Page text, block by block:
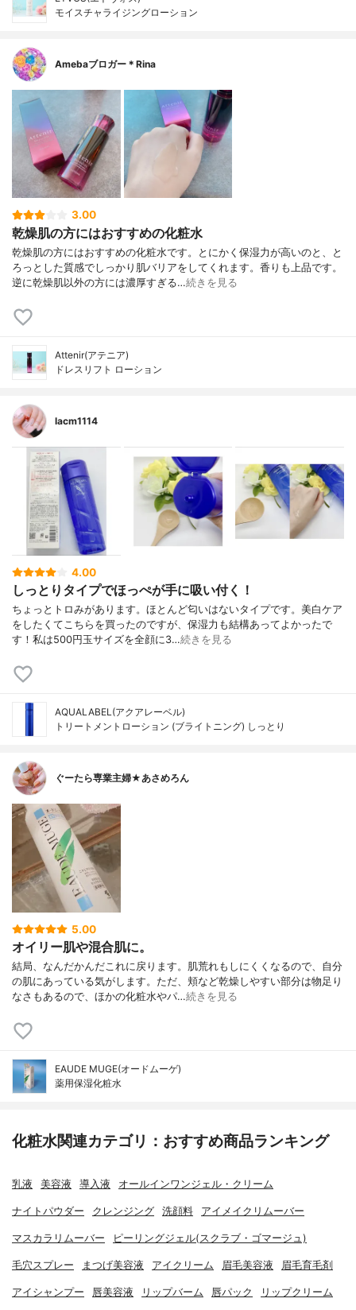
モイスチャライジングローション
Amebaブロガー＊Rina
3.00
乾燥肌の方にはおすすめの化粧水
乾燥肌の方にはおすすめの化粧水です。とにかく保湿力が高いのと、と
ろっとした質感でしっかり肌バリアをしてくれます。香りも上品です。
逆に乾燥肌以外の方には濃厚すぎる…続きを見る
Attenir(アテニア)
ドレスリフト ローション
lacm1114
4.00
しっとりタイプでほっぺが手に吸い付く！
ちょっとトロみがあります。ほとんど匂いはないタイプです。美白ケア
をしたくてこちらを買ったのですが、保湿力も結構あってよかったで
す！私は500円玉サイズを全顔に3…続きを見る
AQUALABEL(アクアレーベル)
トリートメントローション (ブライトニング) しっとり
ぐーたら専業主婦★あさめろん
5.00
オイリー肌や混合肌に。
結局、なんだかんだこれに戻ります。肌荒れもしにくくなるので、自分
の肌にあっている気がします。ただ、頬など乾燥しやすい部分は物足り
なさもあるので、ほかの化粧水やパ…続きを見る
EAUDE MUGE(オードムーゲ)
薬用保湿化粧水
化粧水関連カテゴリ：おすすめ商品ランキング
乳液 美容液 導入液 オールインワンジェル・クリーム
ナイトパウダー クレンジング 洗顔料 アイメイクリムーバー
マスカラリムーバー ピーリングジェル(スクラブ・ゴマージュ)
毛穴スプレー まつげ美容液 アイクリーム 眉毛美容液 眉毛育毛剤
アイシャンプー 唇美容液 リップバーム 唇パック リップクリーム